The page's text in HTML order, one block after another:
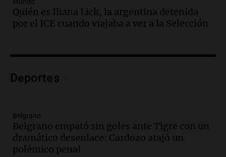
Audio.
un pozo de 17 metros en Nueva Córdoba
Panorama Federal
Audio.Lanzamiento del Tigo 7 CSH: el
al mercado argentino
Audio.
Mundial de Natación de Invierno con
récords y atletas de 20 países
Amamos Argentina
Mundo
Quién es Iliana Lick, la argentina detenida
por el ICE cuando viajaba a ver a la Selección
Deportes
Belgrano
Belgrano empató sin goles ante Tigre con un
dramático desenlace: Cardozo atajó un
polémico penal